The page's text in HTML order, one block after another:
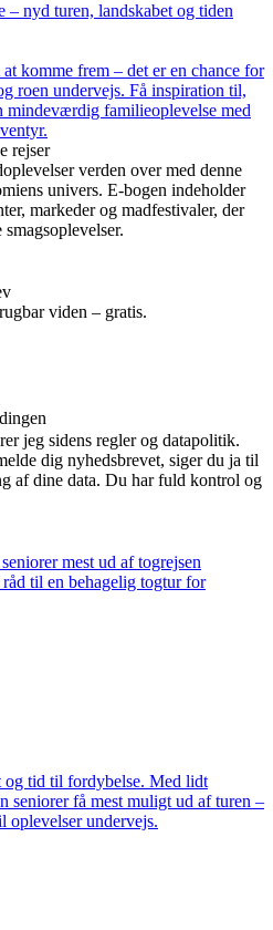
– nyd turen, landskabet og tiden
komme frem – det er en chance for
roen undervejs. Få inspiration til,
mindeværdig familieoplevelse med
rejser
verden over med denne
univers. E-bogen indeholder
markeder og madfestivaler, der
viden – gratis.
jeg sidens regler og datapolitik.
dig nyhedsbrevet, siger du ja til
af dine data. Du har fuld kontrol og
mest ud af togrejsen
til en behagelig togtur for
tid til fordybelse. Med lidt
seniorer få mest muligt ud af turen –
undervejs.